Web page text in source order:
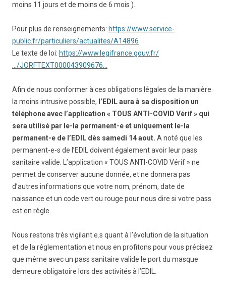
moins 11 jours et de moins de 6 mois ).
Pour plus de renseignements: https://www.service-
public.fr/particuliers/actualites/A14896
Le texte de loi: https://www.legifrance.gouv.fr/
…/JORFTEXT000043909676…
Afin de nous conformer à ces obligations légales de la manière
la moins intrusive possible, l’EDIL aura à sa disposition un
téléphone avec l’application « TOUS ANTI-COVID Vérif » qui
sera utilisé par le-la permanent-e et uniquement le-la
permanent-e de l’EDIL dès samedi 14 aout. A noté que les
permanent-e-s de l’EDIL doivent également avoir leur pass
sanitaire valide. L’application « TOUS ANTI-COVID Vérif » ne
permet de conserver aucune donnée, et ne donnera pas
d’autres informations que votre nom, prénom, date de
naissance et un code vert ou rouge pour nous dire si votre pass
est en règle.
Nous restons très vigilant.e.s quant à l’évolution de la situation
et de la réglementation et nous en profitons pour vous précisez
que même avec un pass sanitaire valide le port du masque
demeure obligatoire lors des activités à l’EDIL.